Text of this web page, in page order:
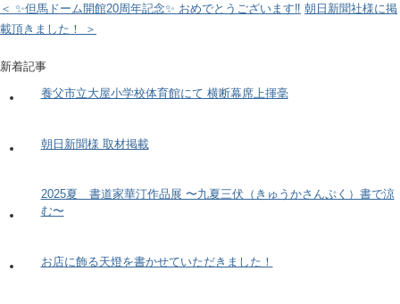
＜ ✨但馬ドーム開館20周年記念✨ おめでとうございます‼️ 朝日新聞社様に掲
載頂きました！ ＞
新着記事
養父市立大屋小学校体育館にて 横断幕席上揮毫
朝日新聞様 取材掲載
2025夏 書道家華汀作品展 〜九夏三伏（きゅうかさんぷく）書で涼
む〜
お店に飾る天燈を書かせていただきました！